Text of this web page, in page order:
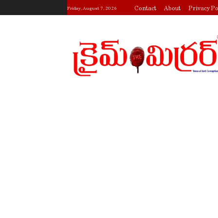
Friday, August 7, 2026 Contact About Privacy